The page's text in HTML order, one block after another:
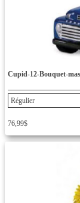
Cupid-12-Bouquet-
76,99$